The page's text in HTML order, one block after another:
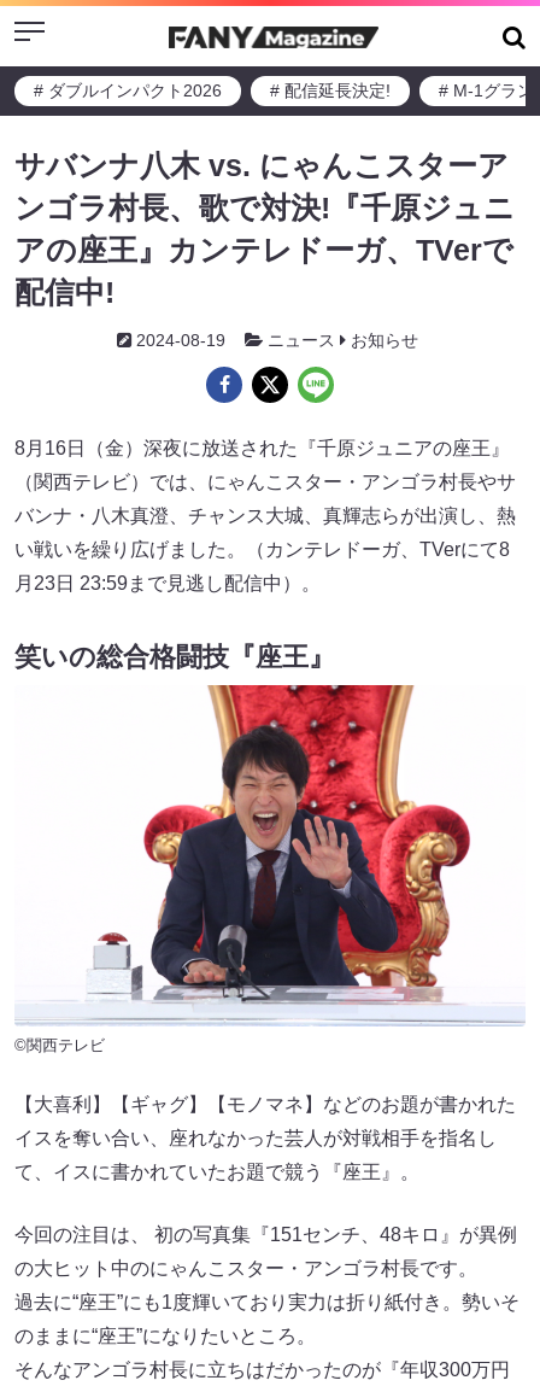
Menu
# ダブルインパクト2026 # 配信延長決定! # M-1グラン
サバンナ八木 vs. にゃんこスターア
ンゴラ村長、歌で対決!『千原ジュニ
アの座王』カンテレドーガ、TVerで
配信中!
2024-08-19 ニュース お知らせ
8月16日（金）深夜に放送された『千原ジュニアの座王』
（関西テレビ）では、にゃんこスター・アンゴラ村長やサ
バンナ・八木真澄、チャンス大城、真輝志らが出演し、熱
い戦いを繰り広げました。（カンテレドーガ、TVerにて8
月23日 23:59まで見逃し配信中）。
笑いの総合格闘技『座王』
©関西テレビ
【大喜利】【ギャグ】【モノマネ】などのお題が書かれた
イスを奪い合い、座れなかった芸人が対戦相手を指名し
て、イスに書かれていたお題で競う『座王』。
今回の注目は、 初の写真集『151センチ、48キロ』が異例
の大ヒット中のにゃんこスター・アンゴラ村長です。
過去に“座王”にも1度輝いており実力は折り紙付き。勢いそ
のままに“座王”になりたいところ。
そんなアンゴラ村長に立ちはだかったのが『年収300万円